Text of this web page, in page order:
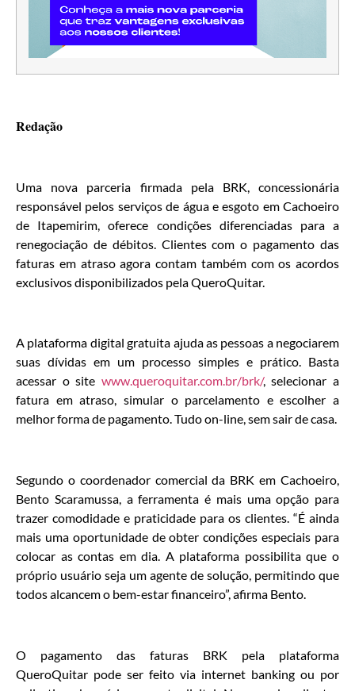
Redação
Uma nova parceria firmada pela BRK, concessionária
responsável pelos serviços de água e esgoto em Cachoeiro
de Itapemirim, oferece condições diferenciadas para a
renegociação de débitos. Clientes com o pagamento das
faturas em atraso agora contam também com os acordos
exclusivos disponibilizados pela QueroQuitar.
A plataforma digital gratuita ajuda as pessoas a negociarem
suas dívidas em um processo simples e prático. Basta
acessar o site www.queroquitar.com.br/brk/, selecionar a
fatura em atraso, simular o parcelamento e escolher a
melhor forma de pagamento. Tudo on-line, sem sair de casa.
Segundo o coordenador comercial da BRK em Cachoeiro,
Bento Scaramussa, a ferramenta é mais uma opção para
trazer comodidade e praticidade para os clientes. “É ainda
mais uma oportunidade de obter condições especiais para
colocar as contas em dia. A plataforma possibilita que o
próprio usuário seja um agente de solução, permitindo que
todos alcancem o bem-estar financeiro”, afirma Bento.
O pagamento das faturas BRK pela plataforma
QueroQuitar pode ser feito via internet banking ou por